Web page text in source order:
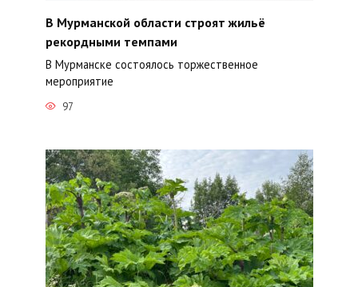
В Мурманской области строят жильё
рекордными темпами
В Мурманске состоялось торжественное
мероприятие
97